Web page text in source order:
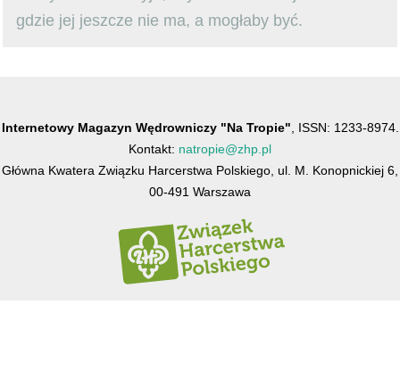
gdzie jej jeszcze nie ma, a mogłaby być.
Internetowy Magazyn Wędrowniczy "Na Tropie" , ISSN: 1233-8974.
Kontakt: natropie@zhp.pl
Główna Kwatera Związku Harcerstwa Polskiego, ul. M. Konopnickiej 6,
00-491 Warszawa